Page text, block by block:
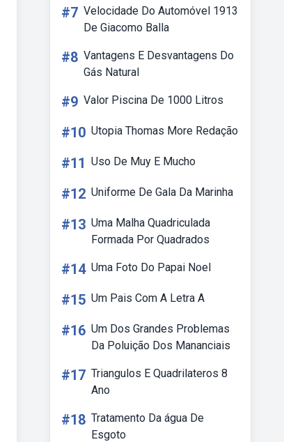
#7 Velocidade Do Automóvel 1913
De Giacomo Balla
#8 Vantagens E Desvantagens Do
Gás Natural
#9 Valor Piscina De 1000 Litros
#10 Utopia Thomas More Redação
#11 Uso De Muy E Mucho
#12 Uniforme De Gala Da Marinha
#13 Uma Malha Quadriculada
Formada Por Quadrados
#14 Uma Foto Do Papai Noel
#15 Um Pais Com A Letra A
#16 Um Dos Grandes Problemas
Da Poluição Dos Mananciais
#17 Triangulos E Quadrilateros 8
Ano
#18 Tratamento Da água De
Esgoto